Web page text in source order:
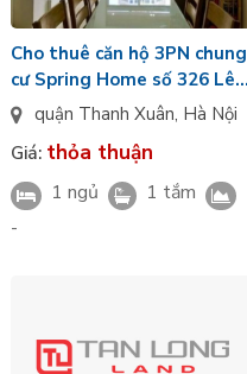
Cho thuê căn hộ 3PN chung
cư Spring Home số 326 Lê
Trọng Tấn, Thanh Xuân
quận Thanh Xuân, Hà Nội
Giá: thỏa thuận
1 ngủ
1 tắm
-